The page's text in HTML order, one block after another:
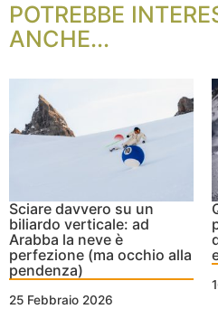
POTREBBE
ANCHE...
Sciare davvero su un
biliardo verticale: ad
Arabba la neve è
perfezione (ma occhio alla
pendenza)
25 Febbraio 2026